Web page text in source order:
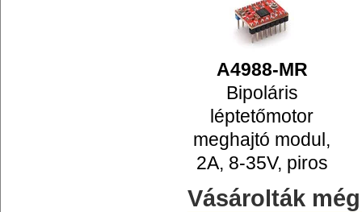
A4988-MR
Bipoláris
léptetőmotor
meghajtó modul,
2A, 8-35V, piros
Vásárolták még